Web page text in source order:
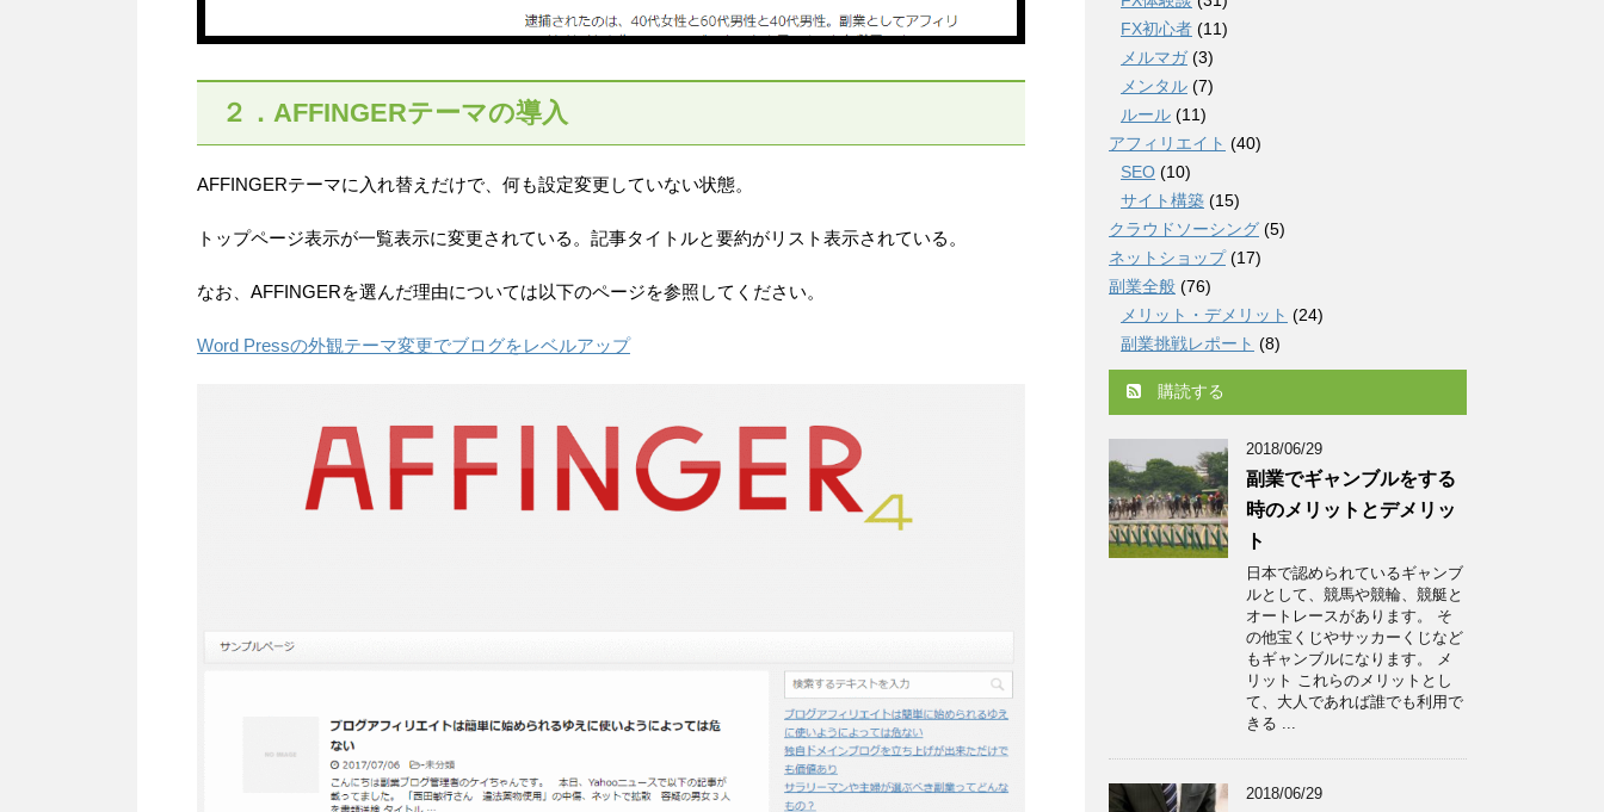
２．AFFINGERテーマの導入
AFFINGERテーマに入れ替えだけで、何も設定変更していない状態。
トップページ表示が一覧表示に変更されている。記事タイトルと要約がリスト表示されている。
なお、AFFINGERを選んだ理由については以下のページを参照してください。
Word Pressの外観テーマ変更でブログをレベルアップ
FX初心者 (11)
メルマガ(3)
メンタル (7)
ルール (11)
アフィリエイト (40)
SEO (10)
サイト構築 (15)
クラウドソーシング (5)
ネットショップ(17)
副業全般 (76)
メリット・デメリット (24)
副業挑戦レポート (8)
購読する
2018/06/29
副業でギャンブルをする
時のメリットとデメリッ
ト
日本で認められているギャンブ
ルとして、競馬や競輪、競艇と
オートレースがあります。 そ
の他宝くじやサッカーくじなど
もギャンブルになります。 メ
リット これらのメリットとし
て、大人であれば誰でも利用で
きる ...
2018/06/29